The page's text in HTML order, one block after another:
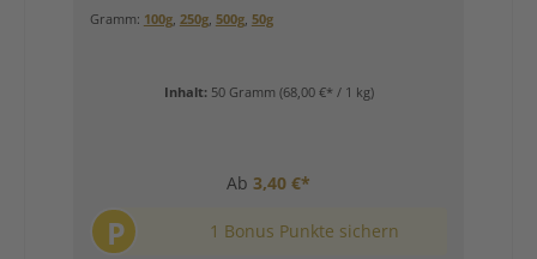
Gramm: 100g, 250g, 500g, 50g
Inhalt: 50 Gramm (68,00 €* / 1 kg)
Ab 3,40 €*
P 1 Bonus Punkte sichern